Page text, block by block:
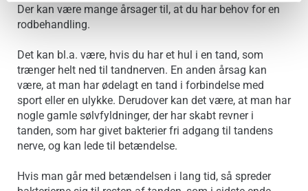
Der kan være mange årsager til, at du har behov for en
rodbehandling.
Det kan bl.a. være, hvis du har et hul i en tand, som
trænger helt ned til tandnerven. En anden årsag kan
være, at man har ødelagt en tand i forbindelse med
sport eller en ulykke. Derudover kan det være, at man har
nogle gamle sølvfyldninger, der har skabt revner i
tanden, som har givet bakterier fri adgang til tandens
nerve, og kan lede til betændelse.
Hvis man går med betændelsen i lang tid, så spreder